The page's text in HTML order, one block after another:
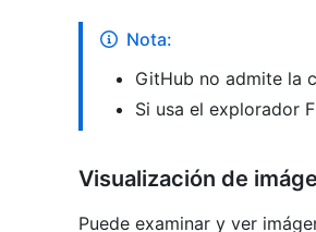
Nota:
GitHub no admite la
Si usa el explorador
Visualización de
Puede examinar y ver